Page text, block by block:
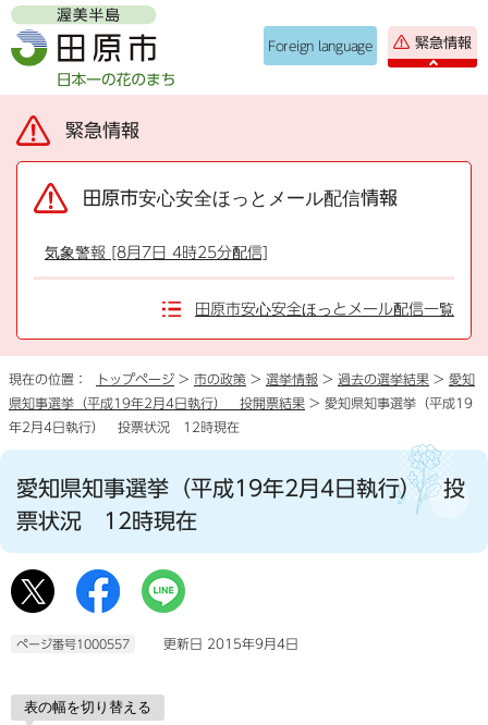
Foreign language 緊急情報
緊急情報
田原市安心安全ほっとメール配信情報
気象警報 [8月7日 4時25分配信]
田原市安心安全ほっとメール配信一覧
現在の位置： トップページ > 市の政策 > 選挙情報 > 過去の選挙結果 > 愛知
県知事選挙（平成19年2月4日執行） 投開票結果 > 愛知県知事選挙（平成19
年2月4日執行） 投票状況 12時現在
愛知県知事選挙（平成19年2月4日執行） 投
票状況 12時現在
ページ番号1000557 更新日 2015年9月4日
表の幅を切り替える